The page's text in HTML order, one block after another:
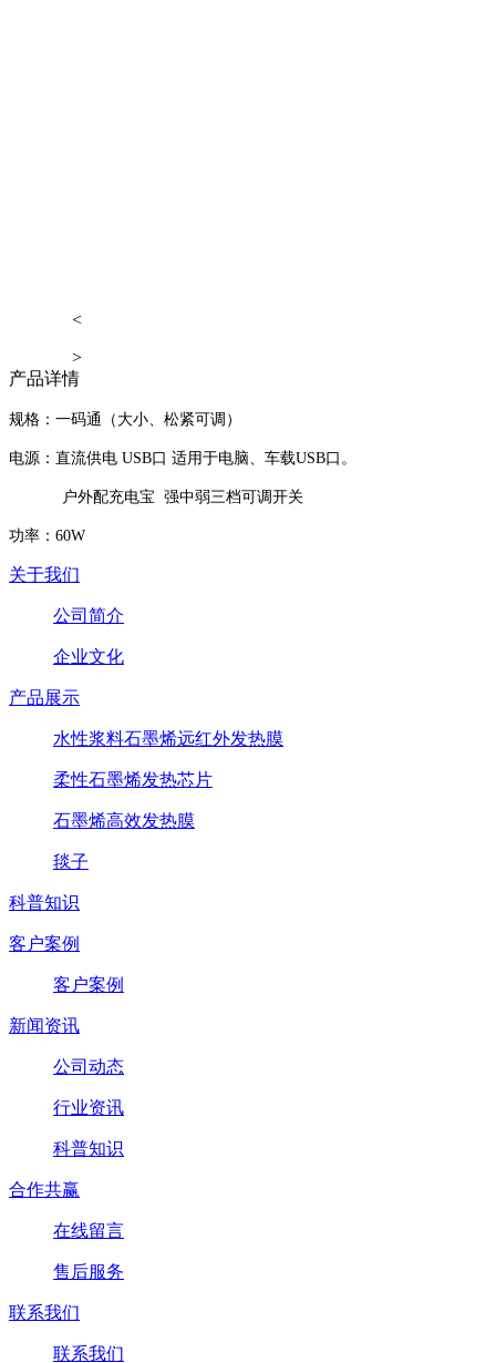
<
>
产品详情
规格：一码通（大小、松紧可调）
电源：直流供电 USB口 适用于电脑、车载USB口。
户外配充电宝 强中弱三档可调开关
功率：60W
关于我们
公司简介
企业文化
产品展示
水性浆料石墨烯远红外发热膜
柔性石墨烯发热芯片
石墨烯高效发热膜
毯子
科普知识
客户案例
客户案例
新闻资讯
公司动态
行业资讯
科普知识
合作共赢
在线留言
售后服务
联系我们
联系我们